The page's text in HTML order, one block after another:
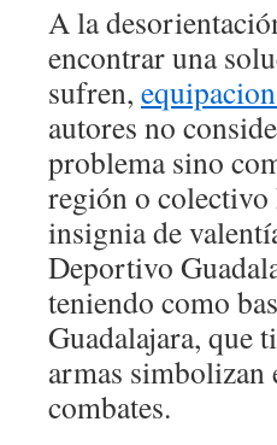
A la
encontrar una
sufren,
autores no
problema sino
región o colectivo
insignia de
Deportivo
teniendo como
Guadalajara, que
armas
combates.